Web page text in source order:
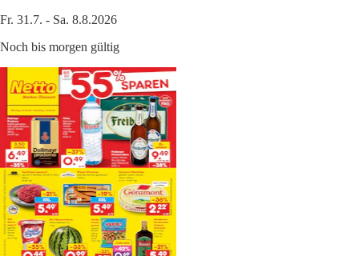
Fr. 31.7. - Sa. 8.8.2026
Noch bis morgen gültig